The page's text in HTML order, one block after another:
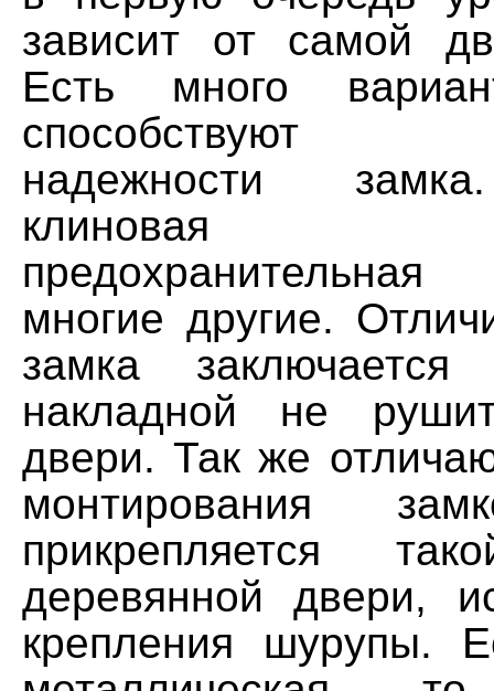
зависит от самой
Есть много
способствуют
надежности
клиновая
многие другие.
замка
накладной не
двери. Так же
монтирования
прикрепляется
деревянной двери,
крепления шурупы.